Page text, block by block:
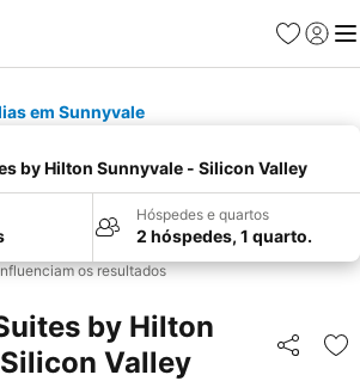
Favoritos
Iniciar
em Sunnyvale
by Hilton Sunnyvale - Silicon Valley
Hóspedes e quartos
2 hóspedes, 1 quarto.
os resultados
by Hilton
Valley
Partilhar